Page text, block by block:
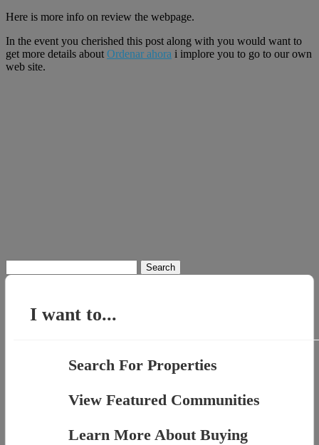
Here is more info on review the webpage.
In the event you cherished this post along with you would want to
get more details aboutOrdenar ahora i implore you to go to our own
web site.
for:
I want to...
Search For Properties
View Featured Communities
Learn More About Buying